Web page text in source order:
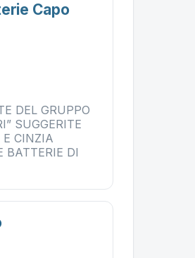
Capo
DEL GRUPPO
SUGGERITE
E CINZIA
BATTERIE DI